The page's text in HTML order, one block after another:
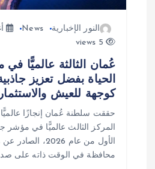
النور الإخبارية News
5 views
عُمان الثالثة عالميًّا
الحياة بفضل تعزيز
كوجهة للعيش والاستثمار
حققت سلطنة عُمان إنجازًا عالميًّا
المركز الثالث عالميًّا في مؤشر
الأول من عام 2026،
محافظة في الوقت ذاته على